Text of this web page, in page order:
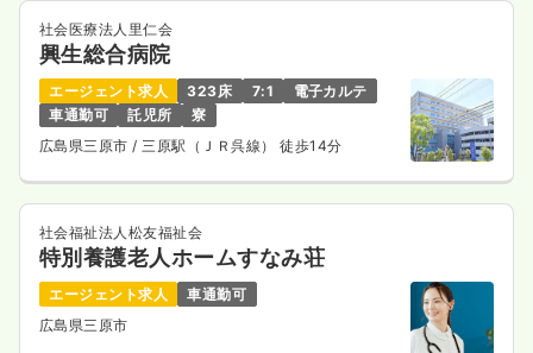
社会医療法人里仁会
興生総合病院
エージェント求人 323床 7:1
電子カルテ
車通勤可
託児所
寮
広島県三原市/ 三原駅（ＪＲ呉線） 徒歩14分
社会福祉法人松友福祉会
特別養護老人ホームすなみ荘
エージェント求人
車通勤可
広島県三原市